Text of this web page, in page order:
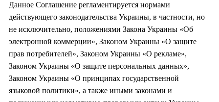
Данное Соглашение регламентируется нормами
действующего законодательства Украины, в частности, но
не исключительно, положениями Закона Украины «Об
электронной коммерции», Законом Украины «О защите
прав потребителей», Законом Украины «О рекламе»,
Законом Украины «О защите персональных данных»,
Законом Украины «О принципах государственной
языковой политики», а также иными законами и